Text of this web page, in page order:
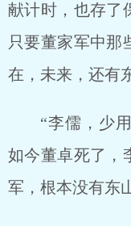
献计时，也存了
只要董家军中那
在，未来，还有
“李儒，少
如今董卓死了，
军，根本没有东